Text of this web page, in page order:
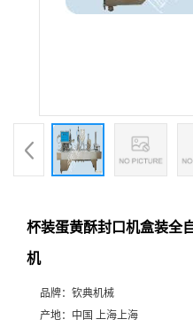
杯装蛋黄酥封口机盒装全
机
品牌： 钦典机械
产地： 中国 上海上海